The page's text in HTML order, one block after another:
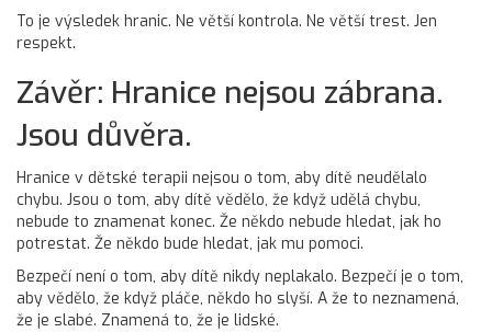
To je výsledek hranic. Ne větší kontrola. Ne větší trest. Jen
respekt.
Závěr: Hranice nejsou zábrana.
Jsou důvěra.
Hranice v dětské terapii nejsou o tom, aby dítě neudělalo
chybu. Jsou o tom, aby dítě vědělo, že když udělá chybu,
nebude to znamenat konec. Že někdo nebude hledat, jak ho
potrestat. Že někdo bude hledat, jak mu pomoci.
Bezpečí není o tom, aby dítě nikdy neplakalo. Bezpečí je o tom,
aby vědělo, že když pláče, někdo ho slyší. A že to neznamená,
že je slabé. Znamená to, že je lidské.